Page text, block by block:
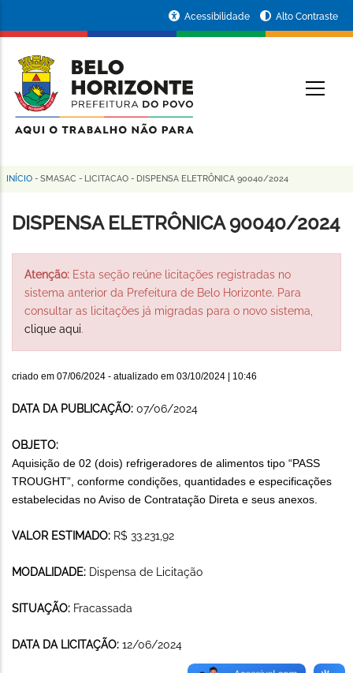
conteúdo
principal
da
Prefeitura
de
Horizonte
Acessibilidade Alto Contraste
Trilha
de
INÍCIO - SMASAC - LICITACAO - DISPENSA ELETRÔNICA 90040/2024
DISPENSA ELETRÔNICA 90040/2024
Atenção: Esta seção reúne licitações registradas no
sistema anterior da Prefeitura de Belo Horizonte. Para
consultar as licitações já migradas para o novo sistema,
clique aqui.
criado em 07/06/2024 - atualizado em 03/10/2024 | 10:46
DATA DA PUBLICAÇÃO: 07/06/2024
OBJETO:
Aquisição de 02 (dois) refrigeradores de alimentos tipo “PASS
TROUGHT”, conforme condições, quantidades e especificações
estabelecidas no Aviso de Contratação Direta e seus anexos.
VALOR ESTIMADO: R$ 33.231,92
MODALIDADE: Dispensa de Licitação
SITUAÇÃO: Fracassada
DATA DA LICITAÇÃO: 12/06/2024